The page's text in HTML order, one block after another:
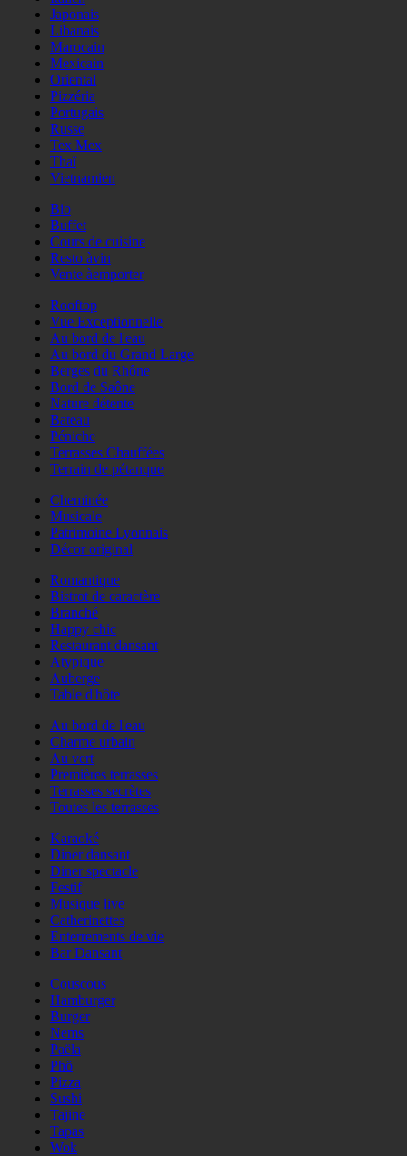
Japonais
Libanais
Marocain
Mexicain
Oriental
Pizzéria
Portugais
Russe
Tex Mex
Thaï
Vietnamien
Bio
Buffet
Cours de cuisine
Resto àvin
Vente àemporter
Rooftop
Vue Exceptionnelle
Au bord de l'eau
Au bord du Grand Large
Berges du Rhône
Bord de Saône
Nature détente
Bateau
Péniche
Terrasses Chauffées
Terrain de pétanque
Cheminée
Musicale
Patrimoine Lyonnais
Décor original
Romantique
Bistrot de caractère
Branché
Happy chic
Restaurant dansant
Atypique
Auberge
Table d'hôte
Au bord de l'eau
Charme urbain
Au vert
Premières terrasses
Terrasses secrètes
Toutes les terrasses
Karaoké
Diner dansant
Diner spectacle
Festif
Musique live
Catherinettes
Enterrements de vie
Bar Dansant
Couscous
Hamburger
Burger
Nems
Paëla
Phö
Pizza
Sushi
Tajine
Tapas
Wok